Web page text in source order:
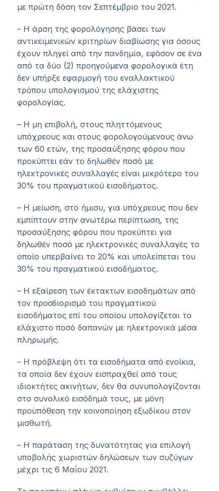
με πρώτη δόση τον Σεπτέμβριο του 2021.
– Η άρση της φορολόγησης βάσει των
αντικειμενικών κριτηρίων διαβίωσης για όσους
έχουν πληγεί από την πανδημία, εφόσον σε ένα
από τα δύο (2) προηγούμενα φορολογικά έτη
δεν υπήρξε εφαρμογή του εναλλακτικού
τρόπου υπολογισμού της ελάχιστης
φορολογίας.
– Η μη επιβολή, στους πληττόμενους
υπόχρεους και στους φορολογούμενους άνω
των 60 ετών, της προσαύξησης φόρου που
προκύπτει εάν το δηλωθέν ποσό με
ηλεκτρονικές συναλλαγές είναι μικρότερο του
30% του πραγματικού εισοδήματος.
– Η μείωση, στο ήμισυ, για υπόχρεους που δεν
εμπίπτουν στην ανωτέρω περίπτωση, της
προσαύξησης φόρου που προκύπτει για
δηλωθέν ποσό με ηλεκτρονικές συναλλαγές το
οποίο υπερβαίνει το 20% και υπολείπεται του
30% του πραγματικού εισοδήματος.
– Η εξαίρεση των έκτακτων εισοδημάτων από
τον προσδιορισμό του πραγματικού
εισοδήματος επί του οποίου υπολογίζεται το
ελάχιστο ποσό δαπανών με ηλεκτρονικά μέσα
πληρωμής.
– Η πρόβλεψη ότι τα εισοδήματα από ενοίκια,
τα οποία δεν έχουν εισπραχθεί από τους
ιδιοκτήτες ακινήτων, δεν θα συνυπολογίζονται
στο συνολικό εισόδημά τους, με μόνη
προϋπόθεση την κοινοποίηση εξωδίκου στον
μισθωτή.
– Η παράταση της δυνατότητας για επιλογή
υποβολής χωριστών δηλώσεων των συζύγων
μέχρι τις 6 Μαΐου 2021.